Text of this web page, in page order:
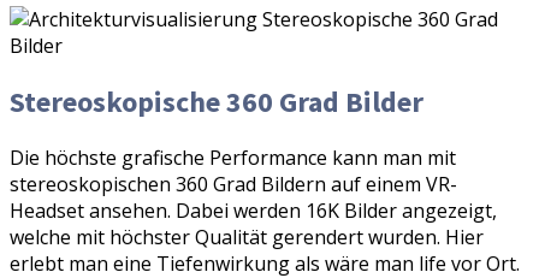
Stereoskopische 360 Grad Bilder
Die höchste grafische Performance kann man mit
stereoskopischen 360 Grad Bildern auf einem VR-
Headset ansehen. Dabei werden 16K Bilder angezeigt,
welche mit höchster Qualität gerendert wurden. Hier
erlebt man eine Tiefenwirkung als wäre man life vor Ort.